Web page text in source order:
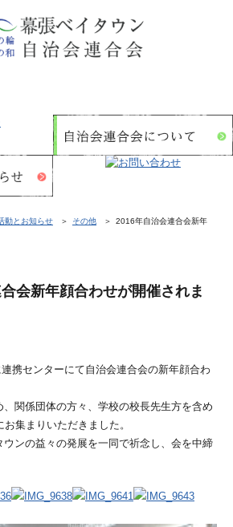
動とお知らせ その他
2016年自治会連合会新年
会新年顔合わせが開催されま
携センターにて自治会連合会の新年顔合わ
関係団体の方々、学校の校長先生方を含め
集まりいただきました。
ウンの益々の発展を一同で祈念し、会を中締